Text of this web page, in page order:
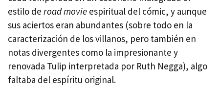
estilo de road movie espiritual del cómic, y aunque
sus aciertos eran abundantes (sobre todo en la
caracterización de los villanos, pero también en
notas divergentes como la impresionante y
renovada Tulip interpretada por Ruth Negga), algo
faltaba del espíritu original.